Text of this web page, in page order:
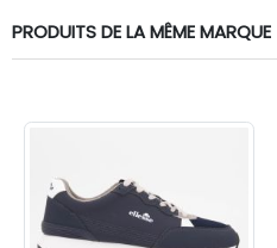
PRODUITS DE LA MÊME MARQUE